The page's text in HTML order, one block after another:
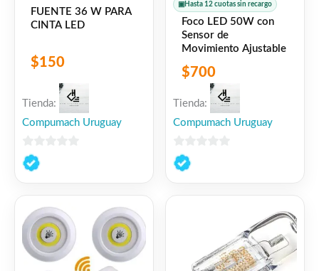
FUENTE 36 W PARA
CINTA LED
$150
Tienda:
Compumach Uruguay
0
de
▣ Hasta 12 cuotas sin recargo
Foco LED 50W con
Sensor de
Movimiento Ajustable
$700
Tienda:
Compumach Uruguay
0
de